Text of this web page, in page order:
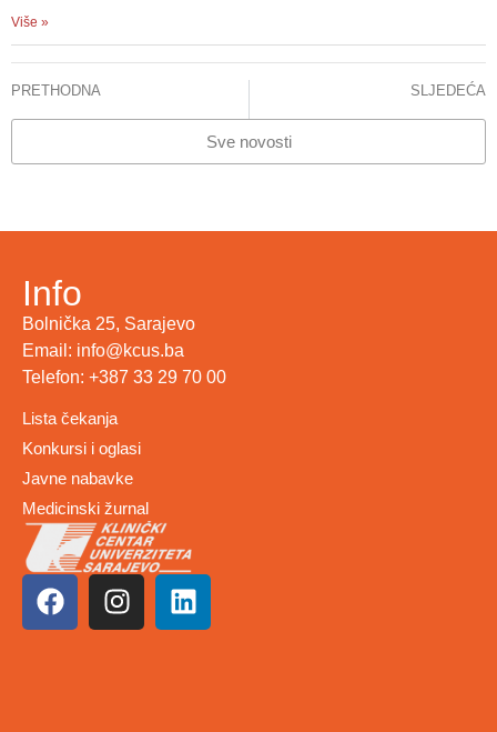
Više »
PRETHODNA SLJEDEĆA
Sve novosti
Info
Bolnička 25, Sarajevo
Email: info@kcus.ba
Telefon: +387 33 29 70 00
Lista čekanja
Konkursi i oglasi
Javne nabavke
Medicinski žurnal